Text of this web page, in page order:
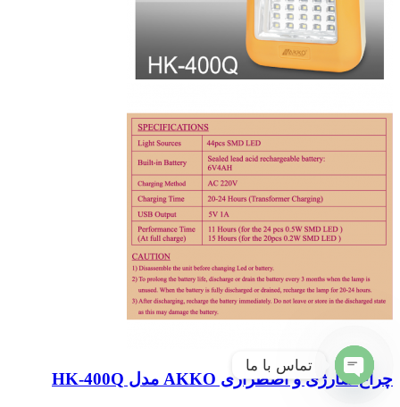
چراغ شارژی و اضطراری AKKO مدل HK-400Q
تماس با ما
Open